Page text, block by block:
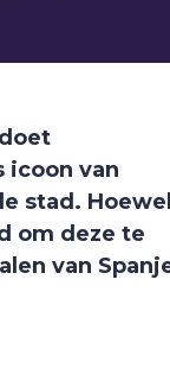
icoon van
stad.
om deze te
van